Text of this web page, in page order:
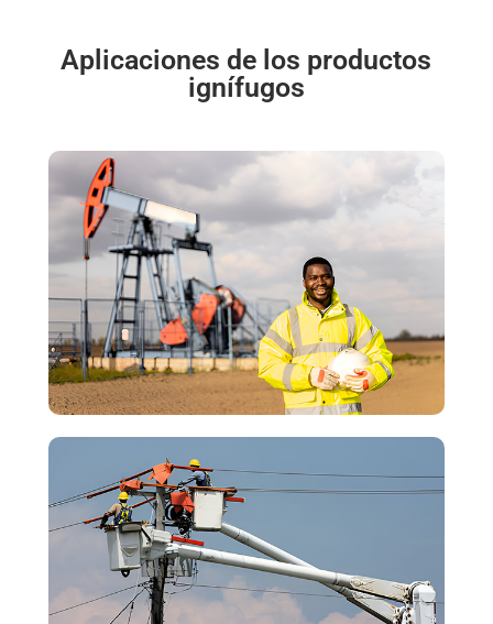
Aplicaciones de los productos
ignífugos